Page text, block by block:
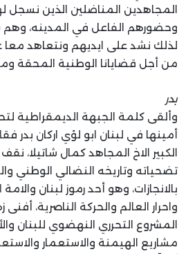
المجاهدين المناضلين الذين نسجل
وحضورهم الفاعل في المدينه، وهم
لذلك نشد على ايديهم ونتعاهد معا
من أجل قضايانا الوطنية المحقة
بدر
وألقى كلمة الجبهة الديمقراطية
أمينها في لبنان ابو لؤي اركان بدر
الكبير الاخ المجاهد كمال شاتيلا،
تضحياته وتاريخه النضالي الوطني
بالانجازات، وهو أحد رموز لبنان
واحرار العالم والحركة الناصرية،
المشروع التحرري النهضوي للبنان
مشاريع الهيمنة والاستعمار